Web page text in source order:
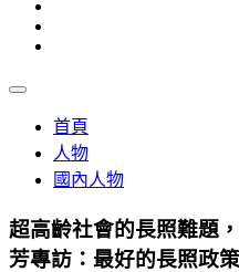
首頁
人物
國內人物
超高齡社會的長照難題
芳專訪：最好的長照政